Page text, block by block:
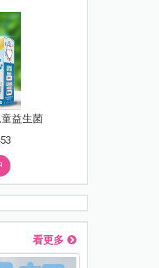
童益生菌
看更多